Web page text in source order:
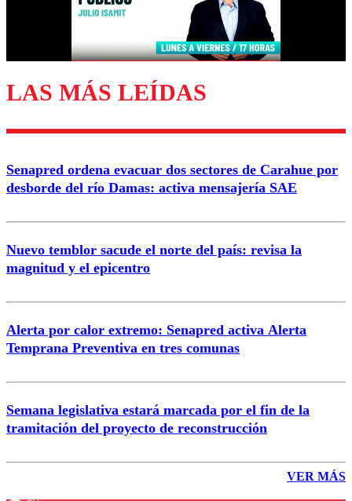
Enviar comentario
LAS MÁS LEÍDAS
Senapred ordena evacuar dos sectores de Carahue por
desborde del río Damas: activa mensajería SAE
Nuevo temblor sacude el norte del país: revisa la
magnitud y el epicentro
Alerta por calor extremo: Senapred activa Alerta
Temprana Preventiva en tres comunas
Semana legislativa estará marcada por el fin de la
tramitación del proyecto de reconstrucción
VER MÁS